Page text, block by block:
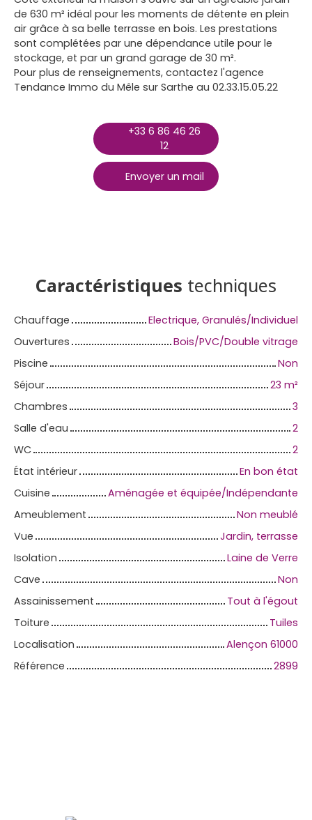
de 630 m² idéal pour les moments de détente en plein
air grâce à sa belle terrasse en bois. Les prestations
sont complétées par une dépendance utile pour le
stockage, et par un grand garage de 30 m².
Pour plus de renseignements, contactez l'agence
Tendance Immo du Mêle sur Sarthe au 02.33.15.05.22
+33 6 86 46 26
12
Envoyer un mail
Caractéristiques techniques
Chauffage
Electrique, Granulés/Individuel
Ouvertures
Bois/PVC/Double vitrage
Piscine
Non
Séjour
23 m²
Chambres
3
Salle d'eau
2
WC
2
État intérieur
En bon état
Cuisine
Aménagée et équipée/Indépendante
Ameublement
Non meublé
Vue
Jardin, terrasse
Isolation
Laine de Verre
Cave
Non
Assainissement
Tout à l'égout
Toiture
Tuiles
Localisation
Alençon 61000
Référence
2899